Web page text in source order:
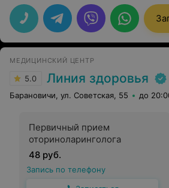
видела насколько она профессионал в
только в Сити-клиник, но и в
больницы, насколько она любит
Владимировна, спасибо вам огромное
помощь моей девочки, за дальнейшие
что я вас нашла❤️
МЕДИЦИНСКИЙ ЦЕНТР
5.0 Линия здоровья
Барановичи, ул. Советская, 55 до
Первичный прием
оториноларинголога
48 руб.
Запись по телефону